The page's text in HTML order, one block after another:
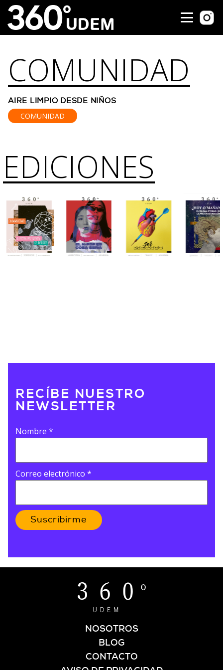
COMUNIDAD
AIRE LIMPIO DESDE NIÑOS
COMUNIDAD
EDICIONES
RECÍBE NUESTRO
NEWSLETTER
Nombre *
Correo electrónico *
Suscribirme
NOSOTROS
BLOG
CONTACTO